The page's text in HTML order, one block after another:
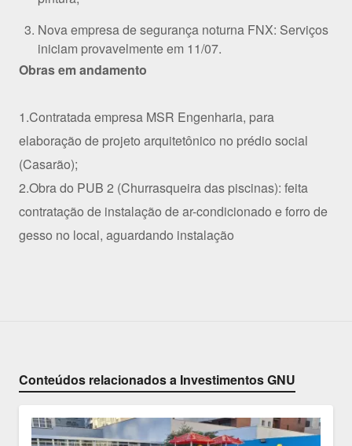
Nova empresa de segurança noturna FNX: Serviços
iniciam provavelmente em 11/07.
Obras em andamento
1.Contratada empresa MSR Engenharia, para
elaboração de projeto arquitetônico no prédio social
(Casarão);
2.Obra do PUB 2 (Churrasqueira das piscinas): feita
contratação de instalação de ar-condicionado e forro de
gesso no local, aguardando instalação
Conteúdos relacionados a Investimentos GNU